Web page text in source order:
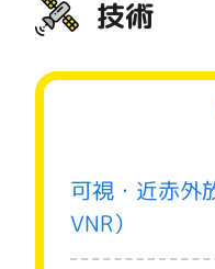
技術
可視・近赤外
VNR）